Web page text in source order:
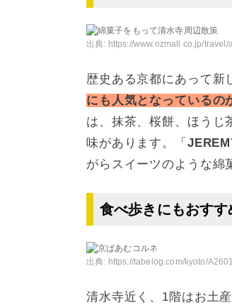
出典: https://www.ozmall.co.jp/
歴史ある京都にあって新
にも人気となっているの
は、抹茶、桜餅、ほうじ
味があります。「
がらスイーツのような綿
食べ歩きにもおすす
出典: https://tabelog.com/kyoto/
清水寺近く、1階はお土